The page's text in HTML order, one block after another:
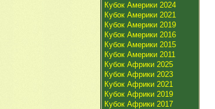
Кубок Америки 2024
Кубок Америки 2021
Кубок Америки 2019
Кубок Америки 2016
Кубок Америки 2015
Кубок Америки 2011
Кубок Африки 2025
Кубок Африки 2023
Кубок Африки 2021
Кубок Африки 2019
Кубок Африки 2017